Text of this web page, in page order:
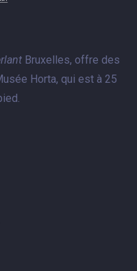
Bruxelles, offre des
Horta, qui est à 25